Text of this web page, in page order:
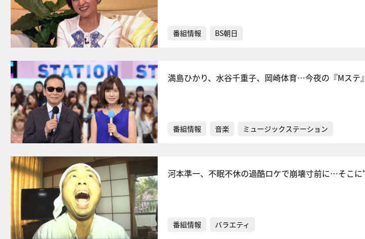
番組情報 BS朝日
満島ひかり、水谷千重子、岡崎体育…今夜の『Mステ
番組情報 音楽 ミュージックステーション
河本準一、不眠不休の過酷ロケで崩壊寸前に…そこに
番組情報 バラエティ